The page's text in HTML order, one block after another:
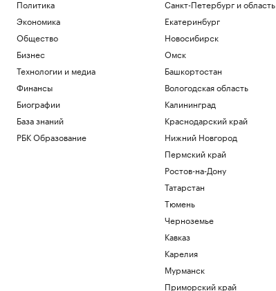
Политика
Экономика
Общество
Бизнес
Технологии и медиа
Финансы
Биографии
База знаний
РБК Образование
Санкт-Петербург и область
Екатеринбург
Новосибирск
Омск
Башкортостан
Вологодская область
Калининград
Краснодарский край
Нижний Новгород
Пермский край
Ростов-на-Дону
Татарстан
Тюмень
Черноземье
Кавказ
Карелия
Мурманск
Приморский край